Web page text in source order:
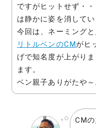
ですがヒットせず・
は静かに姿を消してい
今回は、ネーミングと
リトルベンのCMがヒ
げで知名度が上がり
ます。
ベン親子ありがたや～
CMの